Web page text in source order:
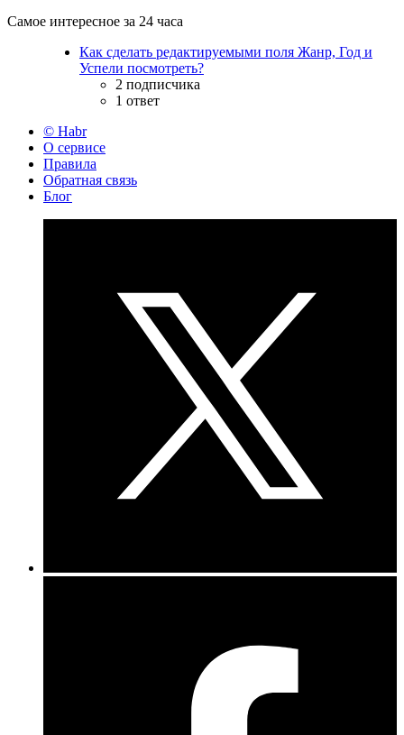
Самое интересное за 24 часа
Как сделать редактируемыми поля Жанр, Год и
Успели посмотреть?
2 подписчика
1 ответ
© Habr
О сервисе
Правила
Обратная связь
Блог